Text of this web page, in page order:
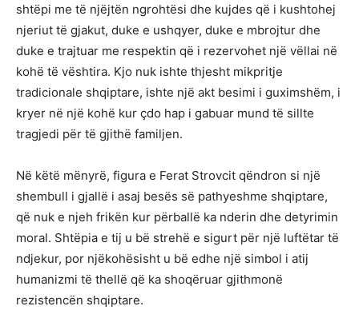
shtëpi me të njëjtën ngrohtësi dhe kujdes që i kushtohej
njeriut të gjakut, duke e ushqyer, duke e mbrojtur dhe
duke e trajtuar me respektin që i rezervohet një vëllai në
kohë të vështira. Kjo nuk ishte thjesht mikpritje
tradicionale shqiptare, ishte një akt besimi i guximshëm, i
kryer në një kohë kur çdo hap i gabuar mund të sillte
tragjedi për të gjithë familjen.
Në këtë mënyrë, figura e Ferat Strovcit qëndron si një
shembull i gjallë i asaj besës së pathyeshme shqiptare,
që nuk e njeh frikën kur përballë ka nderin dhe detyrimin
moral. Shtëpia e tij u bë strehë e sigurt për një luftëtar të
ndjekur, por njëkohësisht u bë edhe një simbol i atij
humanizmi të thellë që ka shoqëruar gjithmonë
rezistencën shqiptare.